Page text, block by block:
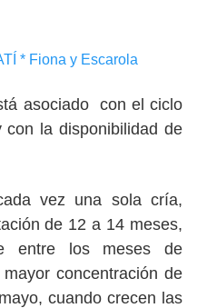
asociado con el ciclo
la disponibilidad de
vez una sola cría,
de 12 a 14 meses,
entre los meses de
concentración de
cuando crecen las